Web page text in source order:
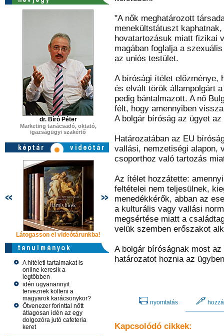
dr. Bíró Péter
Marketing tanácsadó, oktató,
igazságügyi szakértő
Látogasson el videótárunkba!
A hitéleti tartalmakat is
online keresik a
legtöbben
idén ugyanannyit
terveznek költeni a
magyarok karácsonykor?
Ötvenezer forinttal nőtt
átlagosan idén az egy
dolgozóra jutó cafeteria
keret
"A nők meghatározott
menekültstátuszt
hovatartozásuk miatt fizikai
magában foglalja a
az uniós testület.
A bírósági ítélet előzménye,
és elvált török állampolgárt
pedig bántalmazott. A nő
félt, hogy amennyiben
A bolgár bíróság az ügyet
Határozatában az EU
vallási, nemzetiségi alapon,
csoporthoz való tartozás
Az ítélet hozzátette:
feltételei nem teljesülnek,
menedékkérők, abban az
a kulturális vagy vallási
megsértése miatt a
velük szemben erőszakot
A bolgár bíróságnak most
határozatot hoznia az
nyomtatás
Kapcsolódó cikkek: